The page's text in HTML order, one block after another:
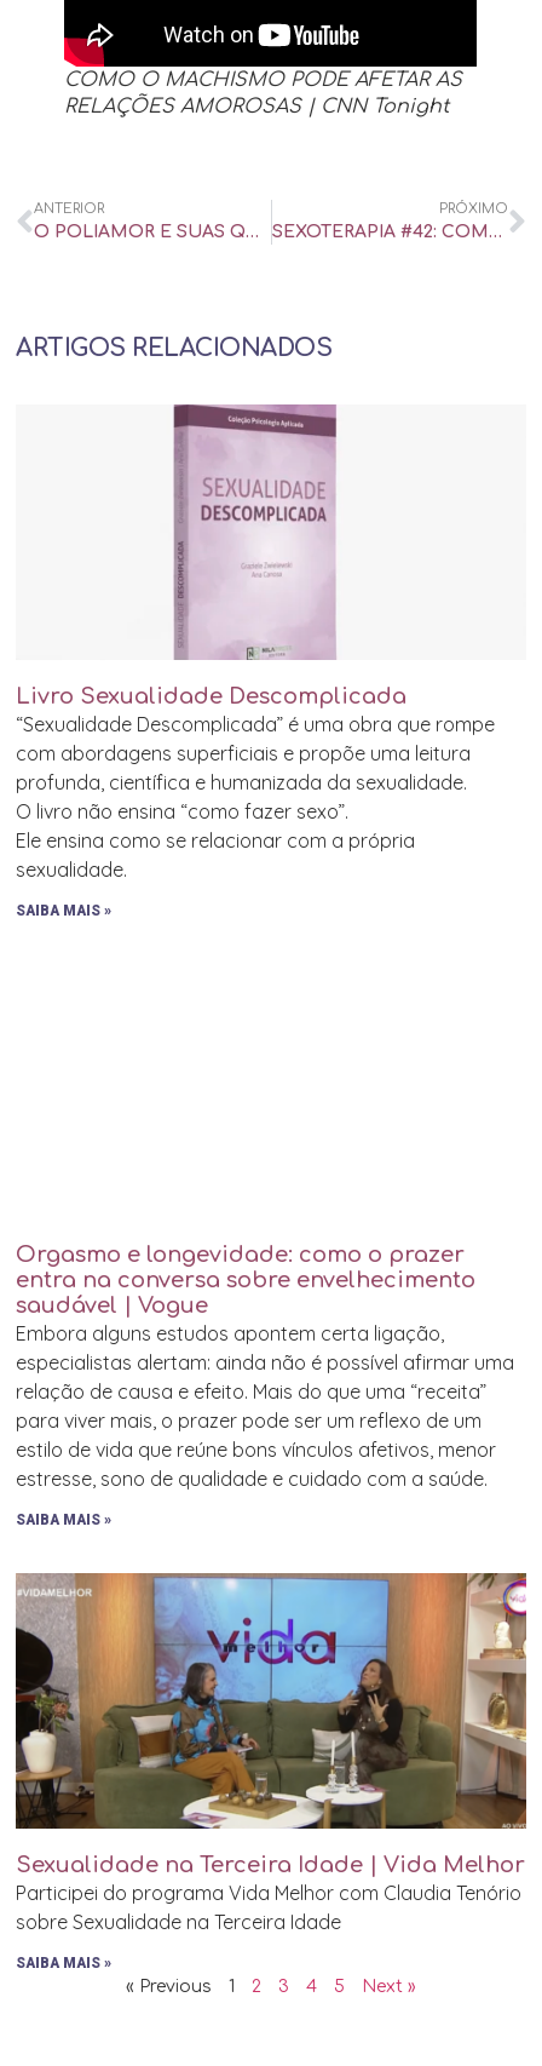
COMO O MACHISMO PODE AFETAR AS
RELAÇÕES AMOROSAS | CNN Tonight
ANTERIOR
O POLIAMOR E SUAS QUESTÕES JURÍDICAS | CNN TONIGHT – ENTREVISTA
PRÓXIMO
SEXOTERAPIA #42: COMO FALAR DE SEXO COM CRIANÇAS? COM TATI BERNARDI
ARTIGOS RELACIONADOS
Livro Sexualidade Descomplicada
“Sexualidade Descomplicada” é uma obra que rompe
com abordagens superficiais e propõe uma leitura
profunda, científica e humanizada da sexualidade.
O livro não ensina “como fazer sexo”.
Ele ensina como se relacionar com a própria
sexualidade.
SAIBA MAIS »
Orgasmo e longevidade: como o prazer
entra na conversa sobre envelhecimento
saudável | Vogue
Embora alguns estudos apontem certa ligação,
especialistas alertam: ainda não é possível afirmar uma
relação de causa e efeito. Mais do que uma “receita”
para viver mais, o prazer pode ser um reflexo de um
estilo de vida que reúne bons vínculos afetivos, menor
estresse, sono de qualidade e cuidado com a saúde.
SAIBA MAIS »
Sexualidade na Terceira Idade | Vida Melhor
Participei do programa Vida Melhor com Claudia Tenório
sobre Sexualidade na Terceira Idade
SAIBA MAIS »
« Previous 1 2 3 4 5 Next »